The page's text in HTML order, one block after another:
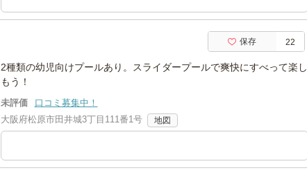
保存 22
2種類の幼児向けプールあり。スライダープールで爽快にすべって楽し
もう！
未評価
口コミ募集中！
大阪府松原市田井城3丁目111番1号
地図